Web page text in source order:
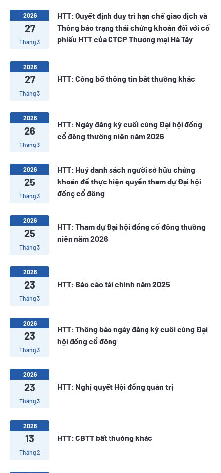
2026
27
Tháng 3
HTT: Quyết định duy trì hạn chế giao dịch và
Thông báo trạng thái chứng khoán đối với cổ
phiếu HTT của CTCP Thương mại Hà Tây
2026
27
Tháng 3
HTT: Công bố thông tin bất thường khác
2026
26
Tháng 3
HTT: Ngày đăng ký cuối cùng Đại hội đồng
cổ đông thường niên năm 2026
2026
25
Tháng 3
HTT: Huỷ danh sách người sở hữu chứng
khoán để thực hiện quyền tham dự Đại hội
đồng cổ đông
2026
25
Tháng 3
HTT: Tham dự Đại hội đồng cổ đông thường
niên năm 2026
2026
23
Tháng 3
HTT: Báo cáo tài chính năm 2025
2026
23
Tháng 3
HTT: Thông báo ngày đăng ký cuối cùng Đại
hội đồng cổ đông
2026
23
Tháng 3
HTT: Nghị quyết Hội đồng quản trị
2026
13
Tháng 2
HTT: CBTT bất thường khác